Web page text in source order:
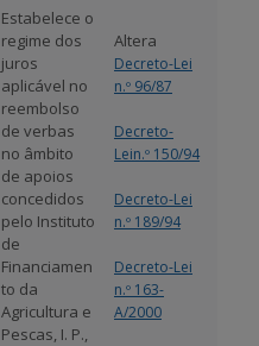
Estabelece o
regime dos
juros
aplicável no
reembolso
de verbas
no âmbito
de apoios
concedidos
pelo Instituto
de
Financiamen
to da
Agricultura e
Pescas, I. P.,
Altera
Decreto-Lei
n.º 96/87
Decreto-
Lein.º 150/94
Decreto-Lei
n.º 189/94
Decreto-Lei
n.º 163-
A/2000